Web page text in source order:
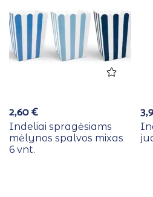
2,60€
Indeliai spragėsiams
mėlynos spalvos mixas
6 vnt.